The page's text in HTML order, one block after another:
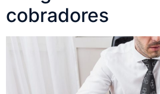
cobradores